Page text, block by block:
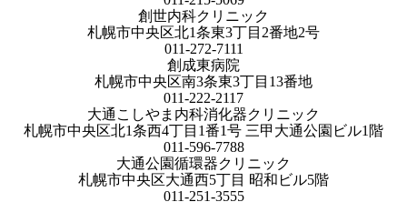
創世内科クリニック
札幌市中央区北1条東3丁目2番地2号
011-272-7111
創成東病院
札幌市中央区南3条東3丁目13番地
011-222-2117
大通こしやま内科消化器クリニック
札幌市中央区北1条西4丁目1番1号 三甲大通公園ビル1階
011-596-7788
大通公園循環器クリニック
札幌市中央区大通西5丁目 昭和ビル5階
011-251-3555